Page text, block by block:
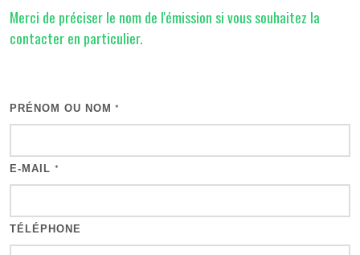
Merci de préciser le nom de l'émission si vous souhaitez la
contacter en particulier.
PRÉNOM OU NOM *
E-MAIL *
TÉLÉPHONE